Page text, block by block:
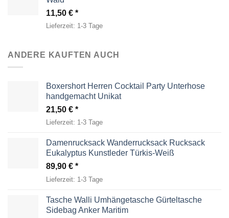
11,50 €
Lieferzeit: 1-3 Tage
ANDERE KAUFTEN AUCH
Boxershort Herren Cocktail Party Unterhose
handgemacht Unikat
21,50 €
Lieferzeit: 1-3 Tage
Damenrucksack Wanderrucksack Rucksack
Eukalyptus Kunstleder Türkis-Weiß
89,90 €
Lieferzeit: 1-3 Tage
Tasche Walli Umhängetasche Gürteltasche
Sidebag Anker Maritim